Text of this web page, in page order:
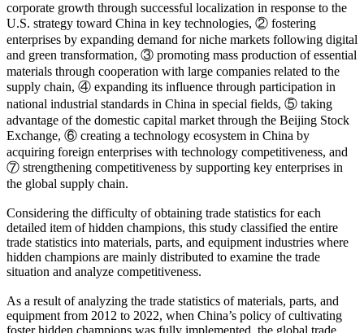
corporate growth through successful localization in response to the
U.S. strategy toward China in key technologies, ② fostering
enterprises by expanding demand for niche markets following digital
and green transformation, ③ promoting mass production of essential
materials through cooperation with large companies related to the
supply chain, ④ expanding its influence through participation in
national industrial standards in China in special fields, ⑤ taking
advantage of the domestic capital market through the Beijing Stock
Exchange, ⑥ creating a technology ecosystem in China by
acquiring foreign enterprises with technology competitiveness, and
⑦ strengthening competitiveness by supporting key enterprises in
the global supply chain.
Considering the difficulty of obtaining trade statistics for each
detailed item of hidden champions, this study classified the entire
trade statistics into materials, parts, and equipment industries where
hidden champions are mainly distributed to examine the trade
situation and analyze competitiveness.
As a result of analyzing the trade statistics of materials, parts, and
equipment from 2012 to 2022, when China’s policy of cultivating